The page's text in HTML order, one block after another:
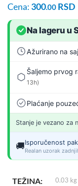
Cena: 300.00 RSD
Na lageru u
Ažurirano na
Šaljemo prvog
13h)
Plaćanje
Stanje je vezano za
🚚Isporučenost
Realan uzorak
TEŽINA 0.03 kg